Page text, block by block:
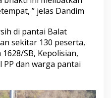
” jelas Dandim
di pantai Balat
sekitar 130 peserta,
SB, Kepolisian,
PP dan warga pantai